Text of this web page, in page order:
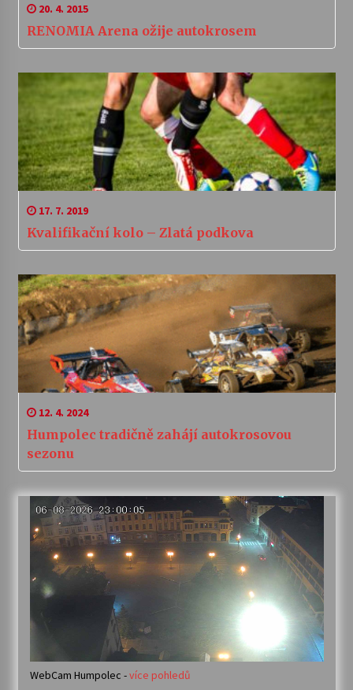
20. 4. 2015
RENOMIA Arena ožije autokrosem
17. 7. 2019
Kvalifikační kolo – Zlatá podkova
12. 4. 2024
Humpolec tradičně zahájí autokrosovou
sezonu
WebCam Humpolec -více pohledů